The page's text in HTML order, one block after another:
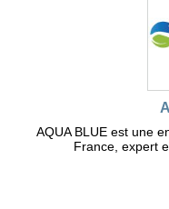
AQUA BLUE est une
France, expert